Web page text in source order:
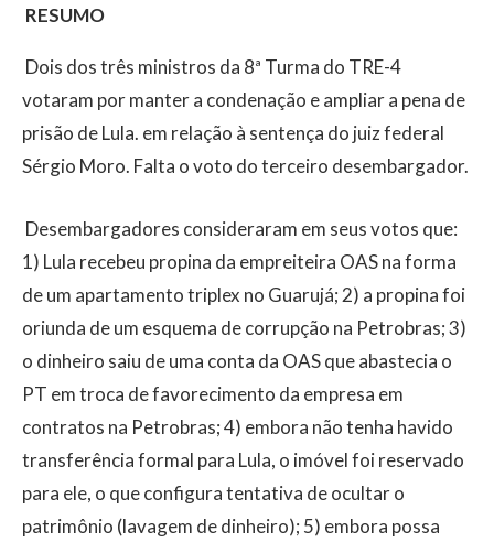
RESUMO
Dois dos três ministros da 8ª Turma do TRE-4
votaram por manter a condenação e ampliar a pena de
prisão de Lula. em relação à sentença do juiz federal
Sérgio Moro. Falta o voto do terceiro desembargador.
Desembargadores consideraram em seus votos que:
1) Lula recebeu propina da empreiteira OAS na forma
de um apartamento triplex no Guarujá; 2) a propina foi
oriunda de um esquema de corrupção na Petrobras; 3)
o dinheiro saiu de uma conta da OAS que abastecia o
PT em troca de favorecimento da empresa em
contratos na Petrobras; 4) embora não tenha havido
transferência formal para Lula, o imóvel foi reservado
para ele, o que configura tentativa de ocultar o
patrimônio (lavagem de dinheiro); 5) embora possa